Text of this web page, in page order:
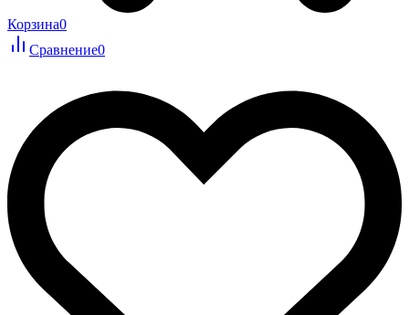
Корзина0
Сравнение0